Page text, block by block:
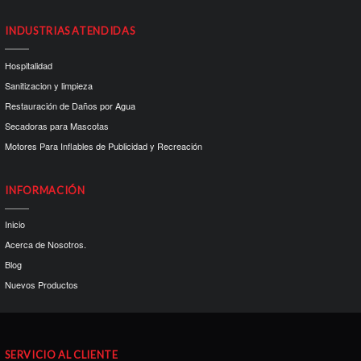
INDUSTRIAS ATENDIDAS
Hospitalidad
Sanitizacion y limpieza
Restauración de Daños por Agua
Secadoras para Mascotas
Motores Para Inflables de Publicidad y Recreación
INFORMACIÓN
Inicio
Acerca de Nosotros.
Blog
Nuevos Productos
SERVICIO AL CLIENTE